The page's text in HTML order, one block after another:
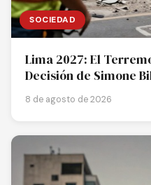
SOCIEDAD
Lima 2027: El
Decisión de Simone
8 de agosto de 2026